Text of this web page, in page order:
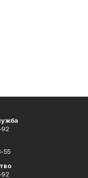
92
55
92